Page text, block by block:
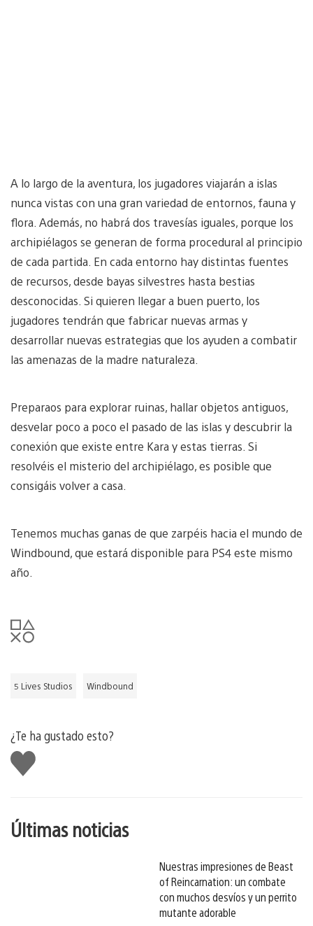
A lo largo de la aventura, los jugadores viajarán a islas
nunca vistas con una gran variedad de entornos, fauna y
flora. Además, no habrá dos travesías iguales, porque los
archipiélagos se generan de forma procedural al principio
de cada partida. En cada entorno hay distintas fuentes
de recursos, desde bayas silvestres hasta bestias
desconocidas. Si quieren llegar a buen puerto, los
jugadores tendrán que fabricar nuevas armas y
desarrollar nuevas estrategias que los ayuden a combatir
las amenazas de la madre naturaleza.
Preparaos para explorar ruinas, hallar objetos antiguos,
desvelar poco a poco el pasado de las islas y descubrir la
conexión que existe entre Kara y estas tierras. Si
resolvéis el misterio del archipiélago, es posible que
consigáis volver a casa.
Tenemos muchas ganas de que zarpéis hacia el mundo de
Windbound, que estará disponible para PS4 este mismo
año.
5 Lives Studios Windbound
¿Te ha gustado esto?
Me
gusta
esto
Últimas noticias
Nuestras impresiones de Beast
of Reincarnation: un combate
con muchos desvíos y un perrito
mutante adorable